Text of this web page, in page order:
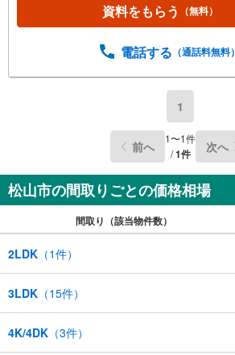
資料をもらう （無料）
電話する （通話料無料）
1
前へ 1〜1件
/1件 次へ
松山市の間取りごとの価格相場
間取り（該当物件数）
2LDK （1件）
3LDK （15件）
4K/4DK （3件）